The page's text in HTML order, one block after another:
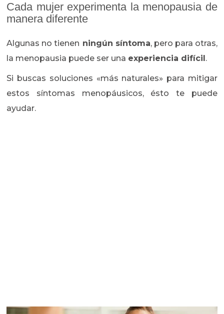
Cada mujer experimenta la menopausia de
manera diferente
Algunas no tienen ningún síntoma, pero para otras,
la menopausia puede ser una experiencia difícil .
Si buscas soluciones «más naturales» para mitigar
estos síntomas menopáusicos, ésto te puede
ayudar.